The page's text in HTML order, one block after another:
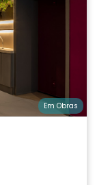
Em Obras